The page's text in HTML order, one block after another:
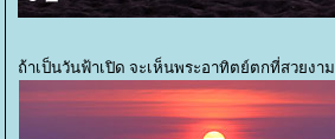
ถ้าเป็นวันฟ้าเปิด จะเห็นพระอาทิตย์ตกที่สวยงาม